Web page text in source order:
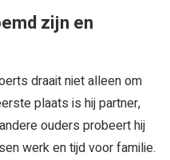
zijn en
draait niet alleen om
plaats is hij partner,
ouders probeert hij
werk en tijd voor familie.